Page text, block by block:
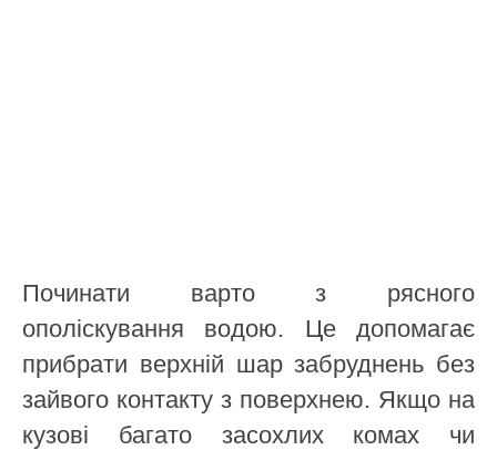
Починати варто з рясного
ополіскування водою. Це допомагає
прибрати верхній шар забруднень без
зайвого контакту з поверхнею. Якщо на
кузові багато засохлих комах чи